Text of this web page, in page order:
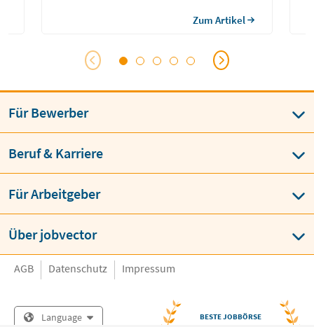
Zum Artikel
Für Bewerber
Beruf & Karriere
Für Arbeitgeber
Über jobvector
AGB Datenschutz Impressum
Language
BESTE JOBBÖRSE